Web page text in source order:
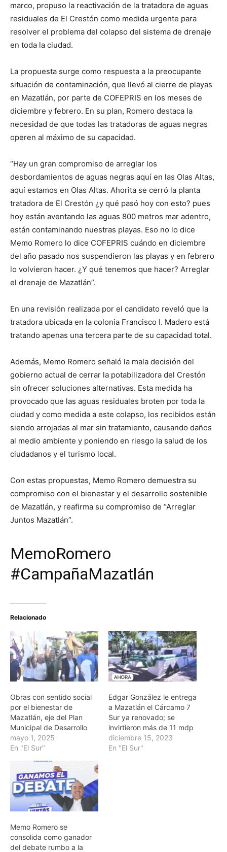
marco, propuso la reactivación de la tratadora de aguas
residuales de El Crestón como medida urgente para
resolver el problema del colapso del sistema de drenaje
en toda la ciudad.
La propuesta surge como respuesta a la preocupante
situación de contaminación, que llevó al cierre de playas
en Mazatlán, por parte de COFEPRIS en los meses de
diciembre y febrero. En su plan, Romero destaca la
necesidad de que todas las tratadoras de aguas negras
operen al máximo de su capacidad.
“Hay un gran compromiso de arreglar los
desbordamientos de aguas negras aquí en las Olas Altas,
aquí estamos en Olas Altas. Ahorita se cerró la planta
tratadora de El Crestón ¿y qué pasó hoy con esto? pues
hoy están aventando las aguas 800 metros mar adentro,
están contaminando nuestras playas. Eso no lo dice
Memo Romero lo dice COFEPRIS cuándo en diciembre
del año pasado nos suspendieron las playas y en febrero
lo volvieron hacer. ¿Y qué tenemos que hacer? Arreglar
el drenaje de Mazatlán”.
En una revisión realizada por el candidato reveló que la
tratadora ubicada en la colonia Francisco I. Madero está
tratando apenas una tercera parte de su capacidad total.
Además, Memo Romero señaló la mala decisión del
gobierno actual de cerrar la potabilizadora del Crestón
sin ofrecer soluciones alternativas. Esta medida ha
provocado que las aguas residuales broten por toda la
ciudad y como medida a este colapso, los recibidos están
siendo arrojadas al mar sin tratamiento, causando daños
al medio ambiente y poniendo en riesgo la salud de los
ciudadanos y el turismo local.
Con estas propuestas, Memo Romero demuestra su
compromiso con el bienestar y el desarrollo sostenible
de Mazatlán, y reafirma su compromiso de “Arreglar
Juntos Mazatlán”.
MemoRomero
#CampañaMazatlán
Relacionado
Obras con sentido social
por el bienestar de
Mazatlán, eje del Plan
Municipal de Desarrollo
mayo 1, 2025
En "El Sur"
Edgar González le entrega
a Mazatlán el Cárcamo 7
Sur ya renovado; se
invirtieron más de 11 mdp
diciembre 15, 2023
En "El Sur"
Memo Romero se
consolida como ganador
del debate rumbo a la